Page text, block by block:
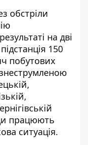
обстріли
на дві
150
побутових
працюють
ситуація.